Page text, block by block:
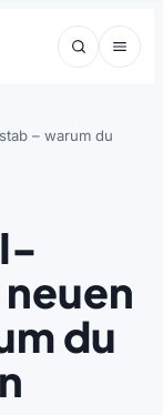
– warum du
du